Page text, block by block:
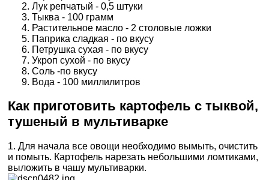
Лук репчатый - 0,5 штуки
Тыква - 100 грамм
Растительное масло - 2 столовые ложки
Паприка сладкая - по вкусу
Петрушка сухая - по вкусу
Укроп сухой - по вкусу
Соль -по вкусу
Вода - 100 миллилитров
Как приготовить картофель с тыквой,
тушеный в мультиварке
1. Для начала все овощи необходимо вымыть, очистить
и помыть. Картофель нарезать небольшими ломтиками,
выложить в чашу мультиварки.